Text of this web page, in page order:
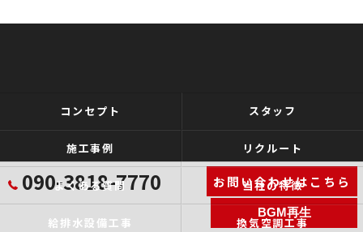
090-3818-7770 お問い合わせはこちら
BGM再生
コンセプト スタッフ
施工事例 リクルート
よくある質問 当社の特徴
給排水設備工事 換気空調工事